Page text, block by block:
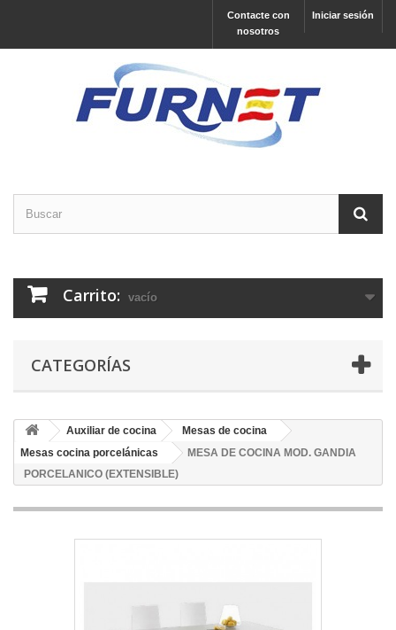
Iniciar sesión
Contacte con
nosotros
Carrito: vacío
CATEGORÍAS
Auxiliar de cocina
Mesas de cocina
Mesas cocina porcelánicas
MESA DE COCINA MOD. GANDIA
PORCELANICO (EXTENSIBLE)